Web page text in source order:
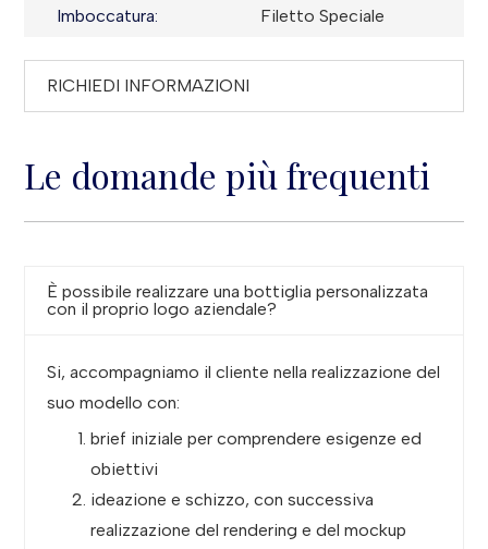
Imboccatura: Filetto Speciale
RICHIEDI INFORMAZIONI
Le domande più frequenti
È possibile realizzare una bottiglia personalizzata
con il proprio logo aziendale?
Si, accompagniamo il cliente nella realizzazione del
suo modello con:
brief iniziale per comprendere esigenze ed
obiettivi
ideazione e schizzo, con successiva
realizzazione del rendering e del mockup